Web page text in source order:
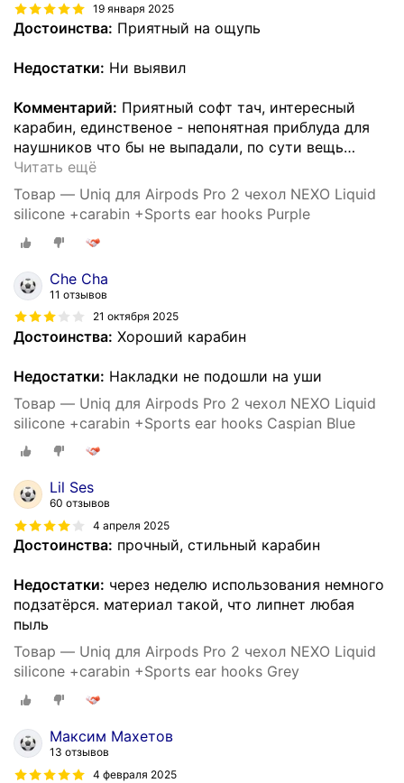
19 января 2025
Достоинства: Приятный на ощупь
Недостатки: Ни выявил
Комментарий: Приятный софт тач, интересный
карабин, единственое - непонятная приблуда для
наушников что бы не выпадали, по сути вещь…
Читать ещё
Товар — Uniq для Airpods Pro 2 чехол NEXO Liquid
silicone +carabin +Sports ear hooks Purple
Che Cha
11 отзывов
21 октября 2025
Достоинства: Хороший карабин
Недостатки: Накладки не подошли на уши
Товар — Uniq для Airpods Pro 2 чехол NEXO Liquid
silicone +carabin +Sports ear hooks Caspian Blue
Lil Ses
60 отзывов
4 апреля 2025
Достоинства: прочный, стильный карабин
Недостатки: через неделю использования немного
подзатёрся. материал такой, что липнет любая
пыль
Товар — Uniq для Airpods Pro 2 чехол NEXO Liquid
silicone +carabin +Sports ear hooks Grey
Максим Махетов
13 отзывов
4 февраля 2025